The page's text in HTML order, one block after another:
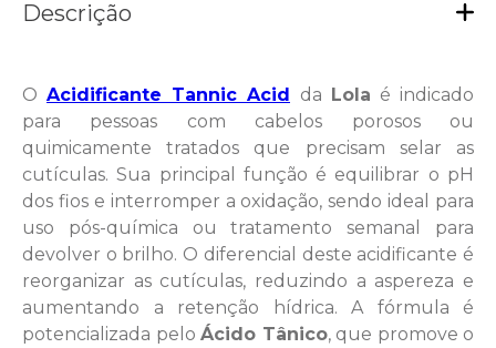
Descrição
O Acidificante Tannic Acid da Lola é indicado
para pessoas com cabelos porosos ou
quimicamente tratados que precisam selar as
cutículas. Sua principal função é equilibrar o pH
dos fios e interromper a oxidação, sendo ideal para
uso pós-química ou tratamento semanal para
devolver o brilho. O diferencial deste acidificante é
reorganizar as cutículas, reduzindo a aspereza e
aumentando a retenção hídrica. A fórmula é
potencializada pelo Ácido Tânico, que promove o